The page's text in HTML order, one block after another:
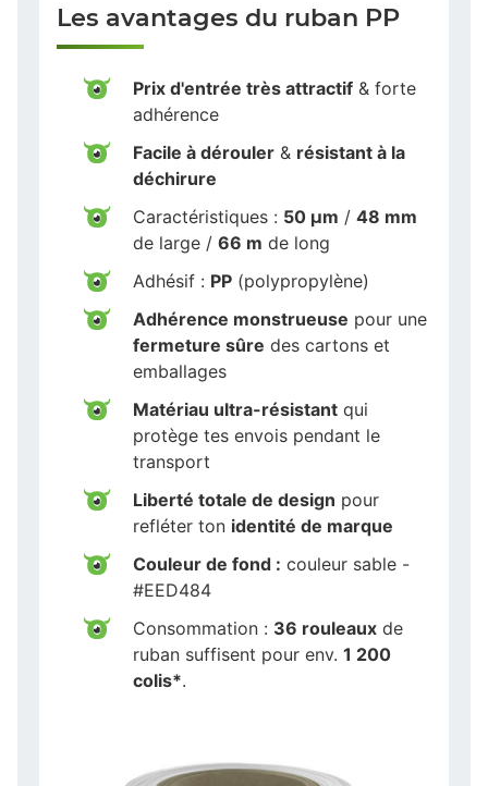
Les avantages du ruban PP
Prix d'entrée très attractif & forte
adhérence
Facile à dérouler & résistant à la
déchirure
Caractéristiques : 50 µm / 48 mm
de large / 66 m de long
Adhésif : PP (polypropylène)
Adhérence monstrueuse pour une
fermeture sûre des cartons et
emballages
Matériau ultra-résistant qui
protège tes envois pendant le
transport
Liberté totale de design pour
refléter ton identité de marque
Couleur de fond : couleur sable -
#EED484
Consommation : 36 rouleaux de
ruban suffisent pour env. 1 200
colis*.